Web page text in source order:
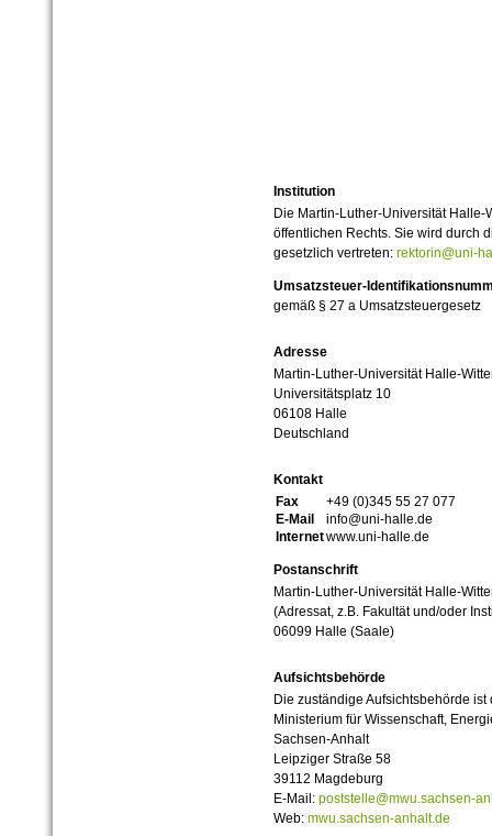
Institution
Die Martin-Luther-Universität
öffentlichen Rechts. Sie wird durch
gesetzlich vertreten: rektorin@uni-
Umsatzsteuer-
gemäß § 27 a Umsatzsteuergesetz
Adresse
Martin-Luther-Universität Halle-
Universitätsplatz 10
06108 Halle
Deutschland
Kontakt
Fax
+49 (0)345 55 27 077
E-Mail
info@uni-halle.de
Internetwww.uni-halle.de
Postanschrift
Martin-Luther-Universität Halle-
(Adressat, z.B. Fakultät und/oder
06099 Halle (Saale)
Aufsichtsbehörde
Die zuständige Aufsichtsbehörde ist
Ministerium für Wissenschaft,
Sachsen-Anhalt
Leipziger Straße 58
39112 Magdeburg
E-Mail: poststelle@mwu.sachsen-
Web: mwu.sachsen-anhalt.de